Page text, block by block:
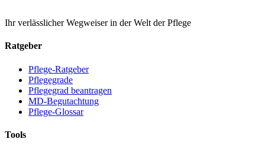
Ihr verlässlicher Wegweiser in der Welt der Pflege
Ratgeber
Pflege-Ratgeber
Pflegegrade
Pflegegrad beantragen
MD-Begutachtung
Pflege-Glossar
Tools